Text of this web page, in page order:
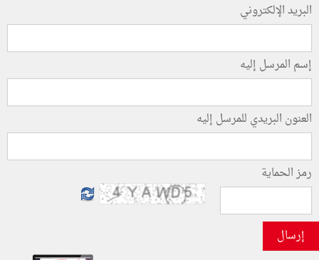
البريد الإلكتروني
إسم المرسل إليه
العنون البريدي للمرسل إليه
رمز الحماية
إرسال